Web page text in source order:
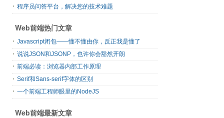
程序员问答平台，解决您的技术难题
Web前端热门文章
Javascript闭包——懂不懂由你，反正我是懂了
说说JSON和JSONP，也许你会豁然开朗
前端必读：浏览器内部工作原理
Serif和Sans-serif字体的区别
一个前端工程师眼里的NodeJS
Web前端最新文章